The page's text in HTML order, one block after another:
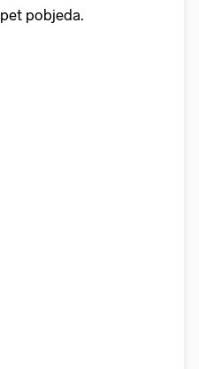
pobjeda.